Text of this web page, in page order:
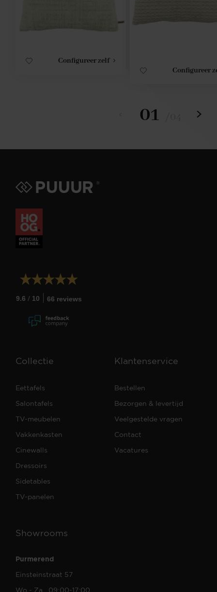
Configureer zelf
Configureer
01
9.6 / 10 66 reviews
Collectie
Eettafels
Salontafels
TV-meubelen
Vakkenkasten
Cinewalls
Dressoirs
Sidetables
TV-panelen
Klantenservice
Bestellen
Bezorgen & levertijd
Veelgestelde vragen
Contact
Vacatures
Showrooms
Purmerend
Einsteinstraat 57
Wo - Za 09:00-17:00